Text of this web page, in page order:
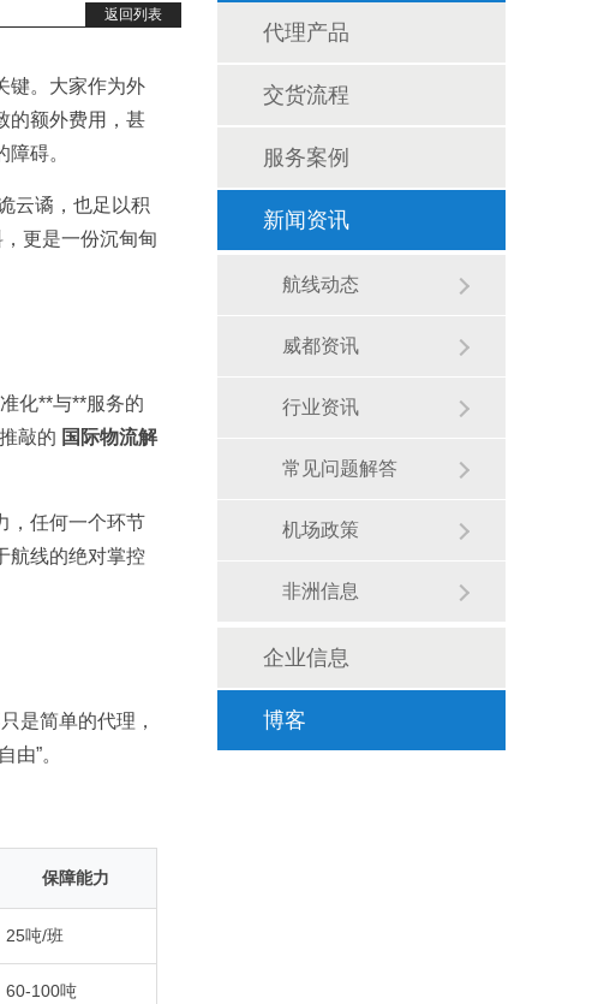
返回列表
键。大家作为外
的额外费用，甚
碍。
云谲，也足以积
更是一份沉甸甸
化**与**服务的
敲的 国际物流解
，任何一个环节
航线的绝对掌控
是简单的代理，
”。
保障能力
25吨/班
60-100吨
代理产品
交货流程
服务案例
新闻资讯
航线动态
威都资讯
行业资讯
常见问题解答
机场政策
非洲信息
企业信息
博客